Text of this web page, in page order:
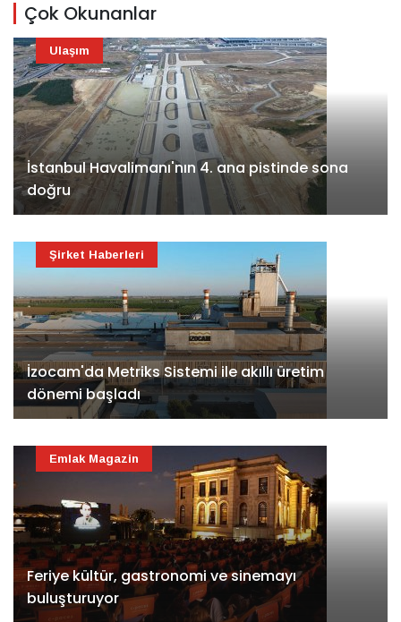
Çok Okunanlar
İstanbul Havalimanı'nın 4. ana pistinde sona
doğru
Ulaşım
İzocam'da Metriks Sistemi ile akıllı üretim
dönemi başladı
Şirket Haberleri
Feriye kültür, gastronomi ve sinemayı
buluşturuyor
Emlak Magazin